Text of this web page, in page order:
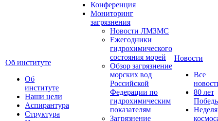
Об институте
Об
институте
Наши цели
Аспирантура
Структура
Конференция
Мониторинг
загрязнения
Новости ЛМЗМС
Ежегодники
гидрохимического
состояния морей
Обзор загрязнение
морских вод
Российской
Федерации по
гидрохимическим
показателям
Загрязнение
Новости
Все
80 лет
Неделя